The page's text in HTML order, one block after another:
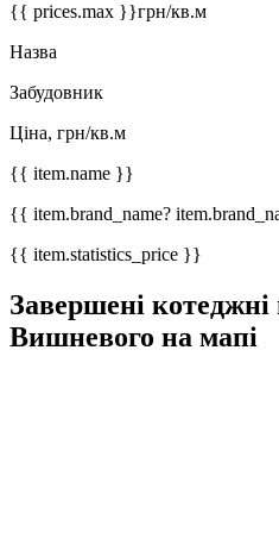
{{ prices.max }}грн/кв.м
Назва
Забудовник
Ціна, грн/кв.м
{{ item.name }}
{{ item.brand_name?
{{ item.statistics_price }}
Завершені котеджні
Вишневого на мапі